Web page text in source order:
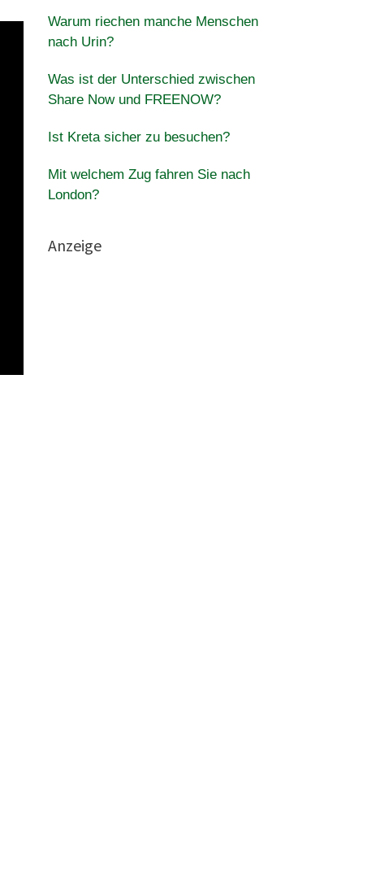
Warum riechen manche Menschen
nach Urin?
Was ist der Unterschied zwischen
Share Now und FREENOW?
Ist Kreta sicher zu besuchen?
Mit welchem ​​Zug fahren Sie nach
London?
Anzeige